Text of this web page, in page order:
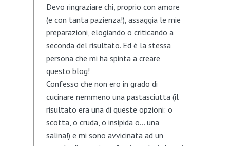
Devo ringraziare chi, proprio con amore
(e con tanta pazienza!), assaggia le mie
preparazioni, elogiando o criticando a
seconda del risultato. Ed è la stessa
persona che mi ha spinta a creare
questo blog!
Confesso che non ero in grado di
cucinare nemmeno una pastasciutta (il
risultato era una di queste opzioni: o
scotta, o cruda, o insipida o… una
salina!) e mi sono avvicinata ad un